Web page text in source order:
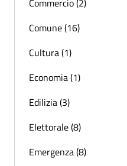
Comune (16)
Cultura (1)
Economia (1)
Edilizia (3)
Elettorale (8)
Emergenza (8)